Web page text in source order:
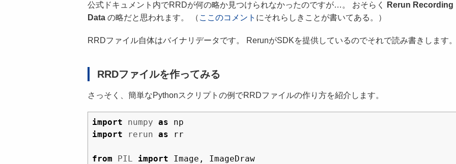
公式ドキュメント内でRRDが何の略か見つけられなかったのですが…。 おそらく
Rerun Recording
Data の略だと思われます。 （ ここのコメント にそれらしきことが書いてある。）
RRDファイル自体はバイナリデータです。 RerunがSDKを提供しているのでそれで読み書きします
RRDファイルを作ってみる
さっそく、簡単なPythonスクリプトの例でRRDファイルの作り方を紹介します。
import numpy as
np
import
rerun as rr
from PIL import Image , ImageDraw